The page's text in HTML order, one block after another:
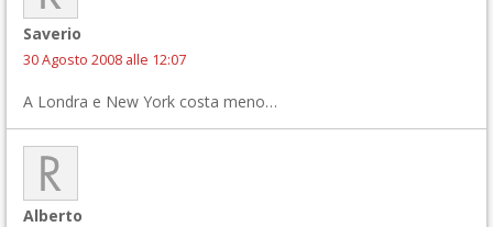
Saverio
30 Agosto 2008 alle 12:07
A Londra e New York costa meno…
Alberto